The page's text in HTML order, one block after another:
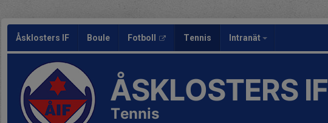
Åsklosters IF Boule Fotboll Tennis Intranät
ÅSKLOSTERS IF
Tennis